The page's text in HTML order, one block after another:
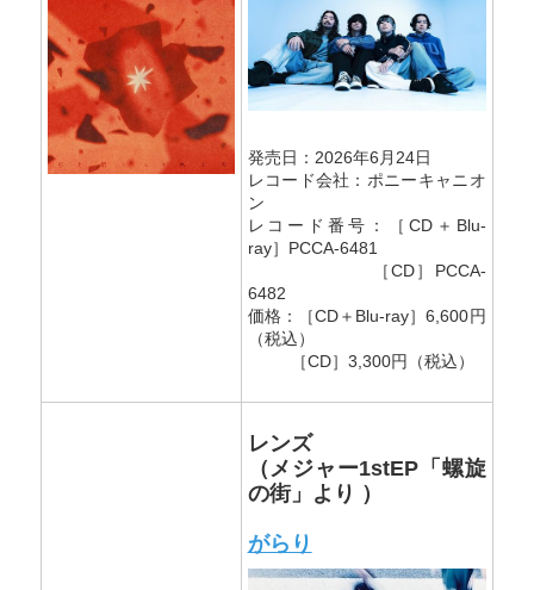
発売日：2026年6月24日
レコード会社：ポニーキャニオ
ン
レコード番号：［CD＋Blu-
ray］PCCA-6481
［CD］PCCA-
6482
価格：［CD＋Blu-ray］6,600円
（税込）
［CD］3,300円（税込）
レンズ
（メジャー1stEP「螺旋
の街」より ）
がらり